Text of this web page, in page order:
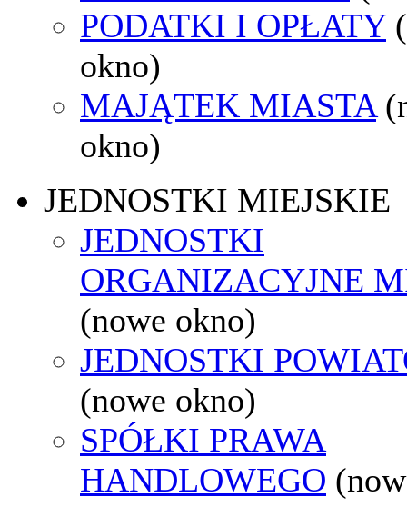
PODATKI I OPŁATY
okno)
MAJĄTEK MIASTA
okno)
JEDNOSTKI MIEJSKIE
JEDNOSTKI
ORGANIZACYJNE
(nowe okno)
JEDNOSTKI
(nowe okno)
SPÓŁKI PRAWA
HANDLOWEGO